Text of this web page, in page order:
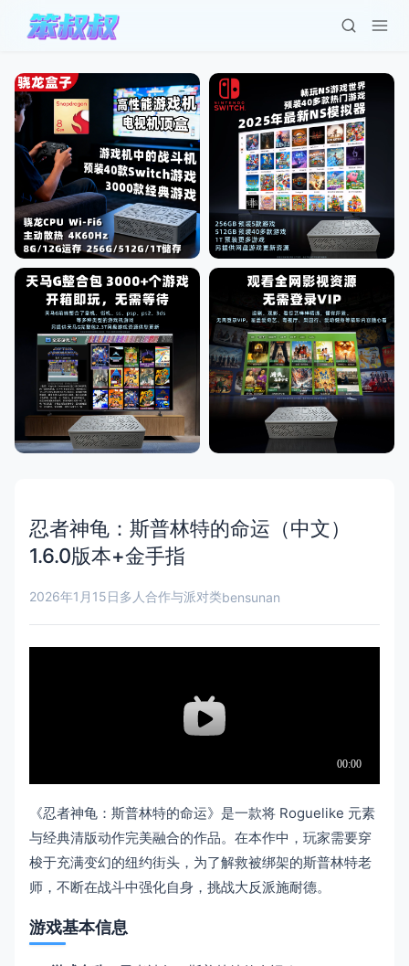
忍者神龟：斯普林特的命运（中文）
1.6.0版本+金手指
2026年1月15日多人合作与派对类bensunan
《忍者神龟：斯普林特的命运》是一款将 Roguelike 元素
与经典清版动作完美融合的作品。在本作中，玩家需要穿
梭于充满变幻的纽约街头，为了解救被绑架的斯普林特老
师，不断在战斗中强化自身，挑战大反派施耐德。
游戏基本信息